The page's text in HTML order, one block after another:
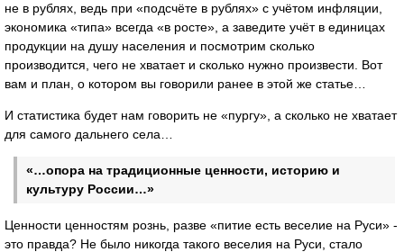
не в рублях, ведь при «подсчёте в рублях» с учётом инфляции,
экономика «типа» всегда «в росте», а заведите учёт в единицах
продукции на душу населения и посмотрим сколько
производится, чего не хватает и сколько нужно произвести. Вот
вам и план, о котором вы говорили ранее в этой же статье…
И статистика будет нам говорить не «пургу», а сколько не хватает
для самого дальнего села…
«…опора на традиционные ценности, историю и
культуру России…»
Ценности ценностям рознь, разве «питие есть веселие на Руси» -
это правда? Не было никогда такого веселия на Руси, стало